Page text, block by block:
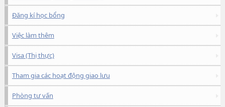
Đăng kí học bổng
Việc làm thêm
Visa (Thị thực)
Tham gia các hoạt động giao lưu
Phòng tư vấn